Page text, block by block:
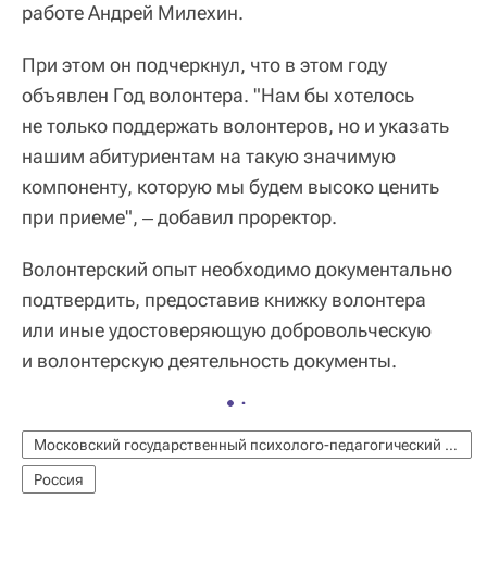
работе Андрей Милехин.
При этом он подчеркнул, что в этом году
объявлен Год волонтера. "Нам бы хотелось
не только поддержать волонтеров, но и указать
нашим абитуриентам на такую значимую
компоненту, которую мы будем высоко ценить
при приеме", ‒ добавил проректор.
Волонтерский опыт необходимо документально
подтвердить, предоставив книжку волонтера
или иные удостоверяющую добровольческую
и волонтерскую деятельность документы.
Московский государственный психолого-педагогический университет (МГППУ)
Россия